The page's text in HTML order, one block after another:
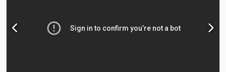
= Estado técnico: bom Estado estético: bom Danos: nenhum
Contacte Joeri Celen ou August Celen para obter mais